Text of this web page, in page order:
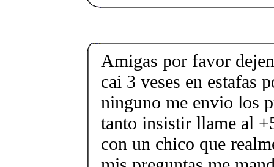
Amigas por favor
cai 3 veses en estafas
ninguno me envio los
tanto insistir llame al
con un chico que